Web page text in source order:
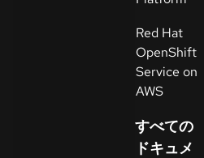
ラ
イ
ア
ル
の
始
Red Hat
OpenShift
Service on
AWS
すべての
ドキュメ